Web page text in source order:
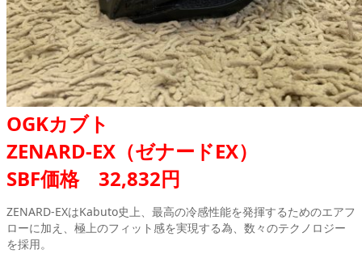
OGKカブト
ZENARD-EX（ゼナードEX）
SBF価格 32,832円
ZENARD-EXはKabuto史上、最高の冷感性能を発揮するためのエアフ
ローに加え、極上のフィット感を実現する為、数々のテクノロジー
を採用。